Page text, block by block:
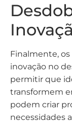
Finalmente,
inovação no
permitir que
transformem
podem criar
necessidades